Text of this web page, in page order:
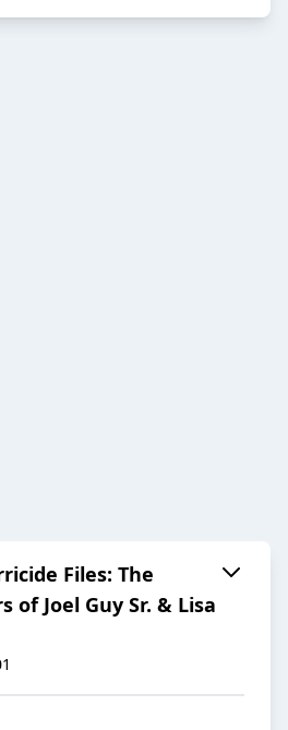
Files: The
of Joel Guy Sr. & Lisa